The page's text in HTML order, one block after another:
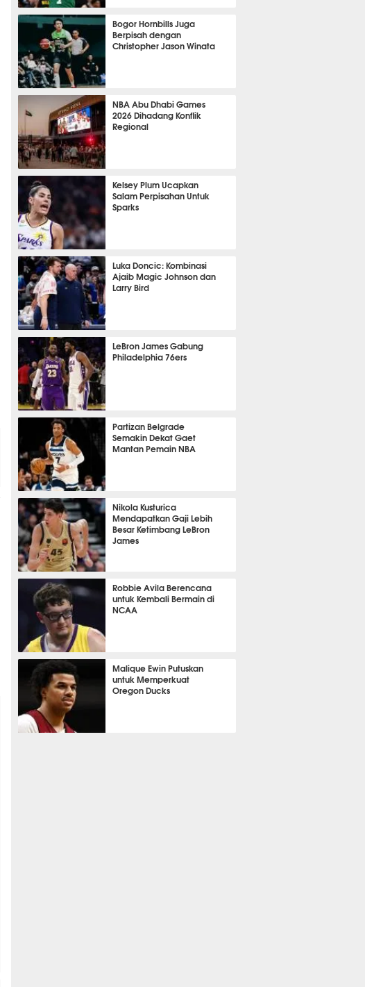
BASKET
Bogor Hornbills Juga
Berpisah dengan
Christopher Jason Winata
BASKET
NBA Abu Dhabi Games
2026 Dihadang Konflik
Regional
BASKET
Kelsey Plum Ucapkan
Salam Perpisahan Untuk
Sparks
BASKET
Luka Doncic: Kombinasi
Ajaib Magic Johnson dan
Larry Bird
BASKET
LeBron James Gabung
Philadelphia 76ers
BASKET
Partizan Belgrade
Semakin Dekat Gaet
Mantan Pemain NBA
BASKET
Nikola Kusturica
Mendapatkan Gaji Lebih
Besar Ketimbang LeBron
James
BASKET
Robbie Avila Berencana
untuk Kembali Bermain di
NCAA
BASKET
Malique Ewin Putuskan
untuk Memperkuat
Oregon Ducks